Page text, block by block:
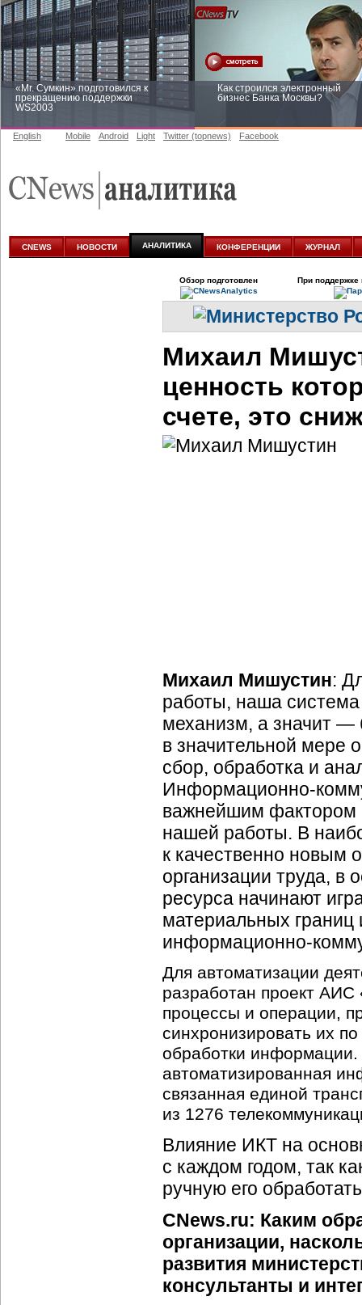
«Mr. Сумкин» подготовился к
прекращению поддержки
WS2003
Как строился электронный
бизнес Банка Москвы?
аналитике
English Mobile Android Light Twitter (topnews) Facebook
CNEWS НОВОСТИ АНАЛИТИКА КОНФЕРЕНЦИИ ЖУРНАЛ
Обзор подготовлен При поддержке
Михаил
ценность
счете, это
Михаил Мишустин:
работы, наша
механизм, а значит —
в значительной мере
сбор, обработка и
Информационно-
важнейшим фактором
нашей работы. В
к качественно новым
организации труда, в
ресурса начинают
материальных
информационно-
Для автоматизации
разработан проект
процессы и операции,
синхронизировать их
обработки
автоматизированная
связанная единой
из 1276
Влияние ИКТ на
с каждом годом, так
ручную его
CNews.ru: Каким
организации,
развития
консультанты и